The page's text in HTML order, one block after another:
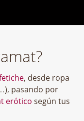
, desde ropa
pasando por
erótico según tus